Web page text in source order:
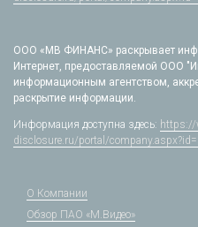
ООО «МВ ФИНАНС» раскрывает
Интернет, предоставляемой ООО
информационным агентством,
раскрытие информации.
Информация доступна здесь: https://
disclosure.ru/portal/
О Компании
Обзор ПАО «М.Видео»